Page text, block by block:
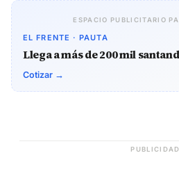
ESPACIO PUBLICITARIO
EL FRENTE · PAUTA
Llega a más de 200 mil
Cotizar →
PUBLICIDAD